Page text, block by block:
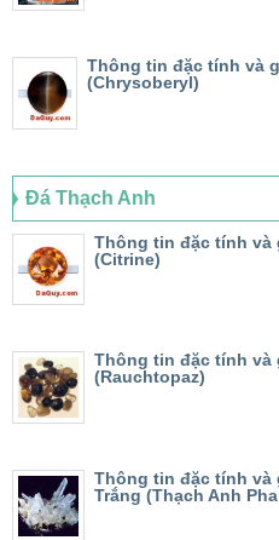
Thông tin đặc tính và
(Chrysoberyl)
Đá Thạch Anh
Thông tin đặc tính và
(Citrine)
Thông tin đặc tính và
(Rauchtopaz)
Thông tin đặc tính và
Trắng (Thạch Anh